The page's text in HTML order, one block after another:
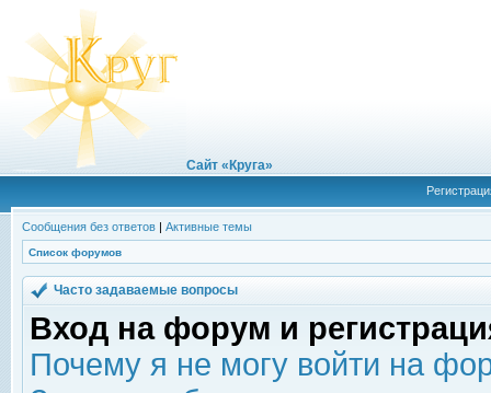
Сайт «Круга»
Сообщения без ответов | Активные темы
Список форумов
Часто задаваемые вопросы
Вход на форум и
Почему я не могу войти на